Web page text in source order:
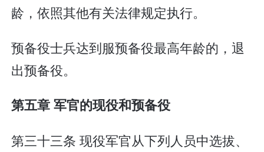
龄，依照其他有关法律规定执行。
预备役士兵达到服预备役最高年龄的，退
出预备役。
第五章 军官的现役和预备役
第三十三条 现役军官从下列人员中选拔、